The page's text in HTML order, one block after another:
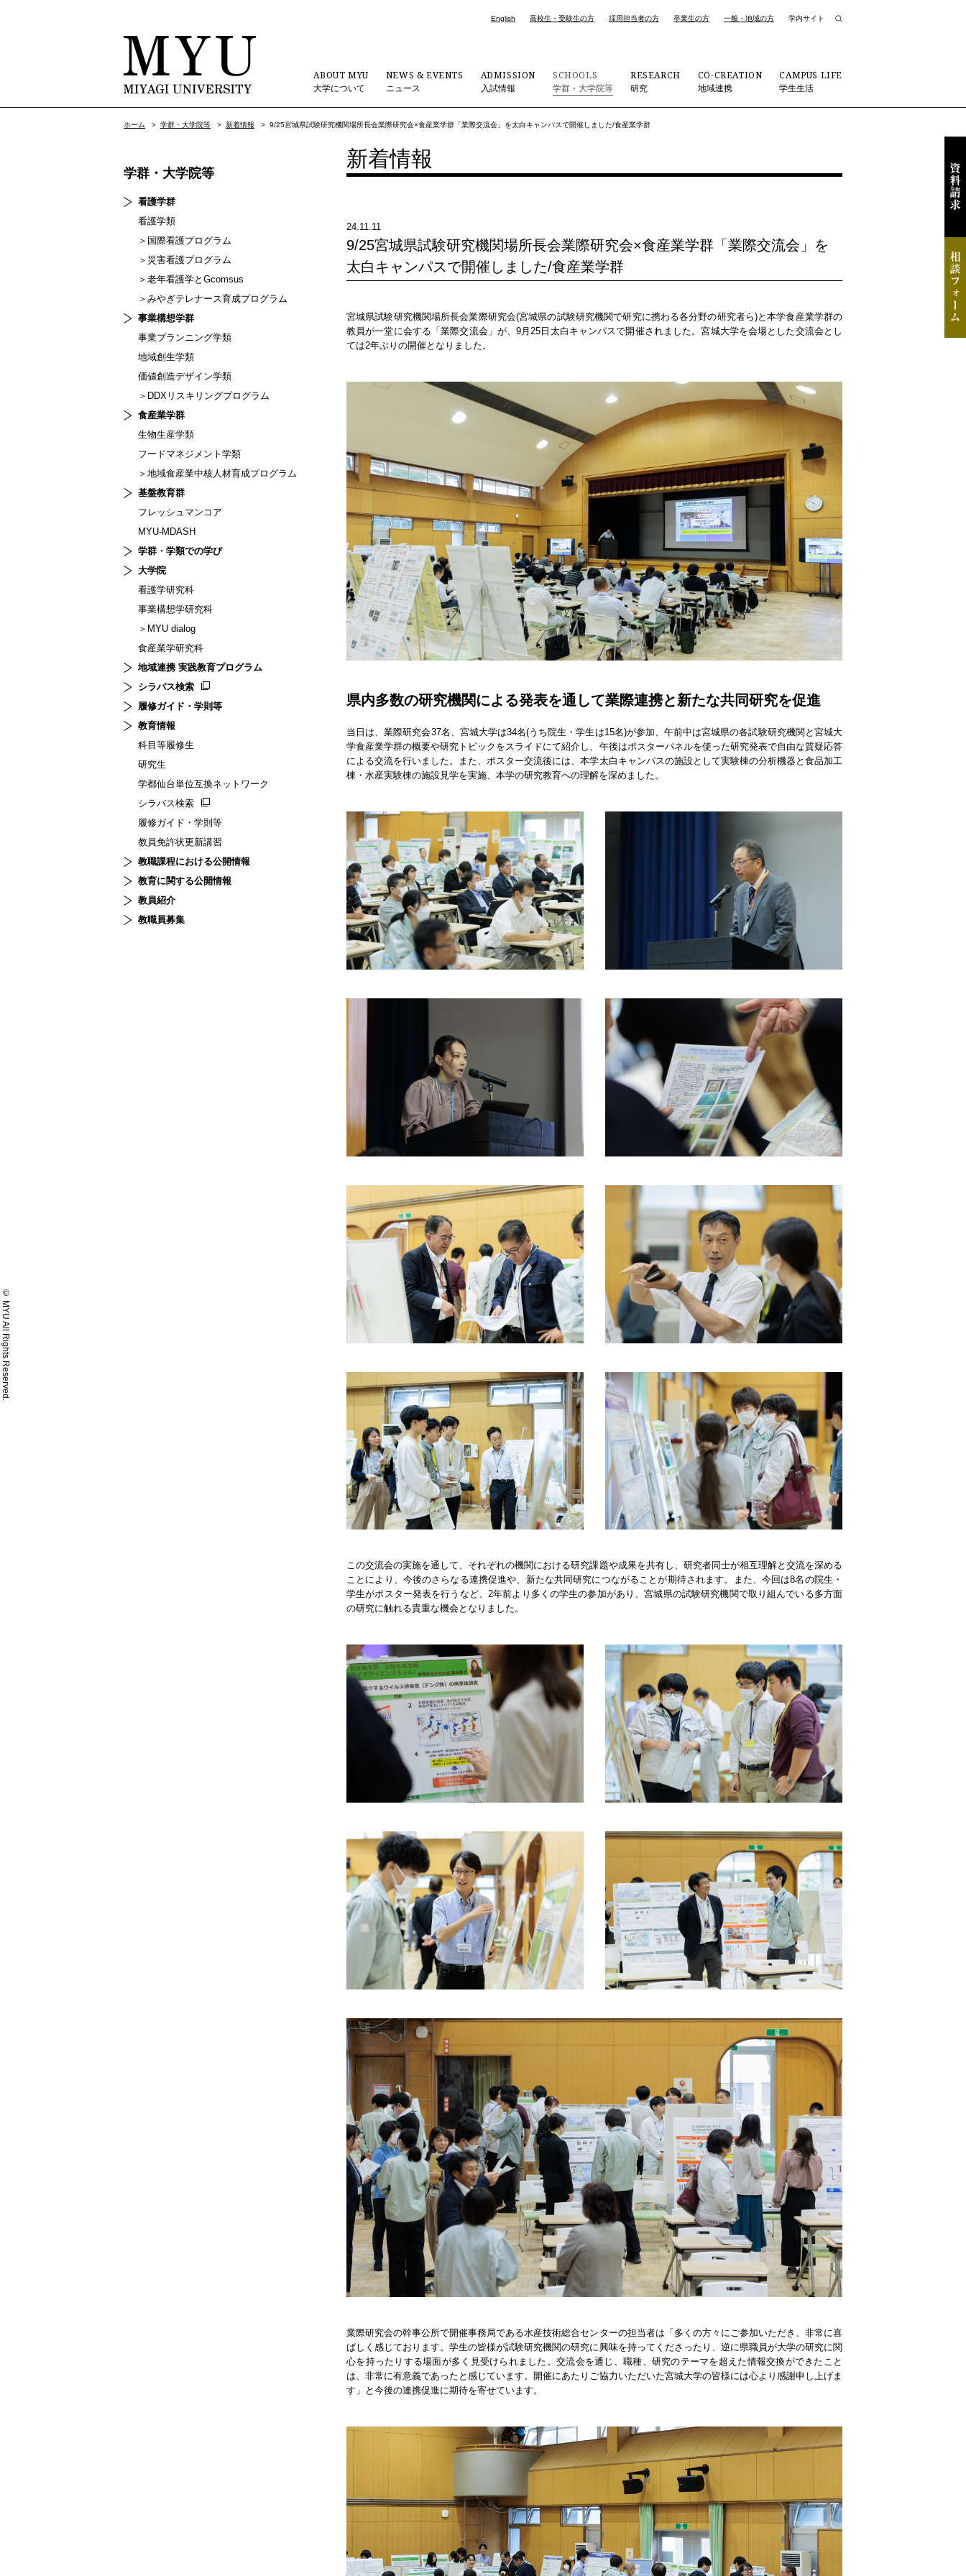
English 高校生・受験生の方 採用担当者の方 卒業生の方 一般・地域の方 学内サイト
ABOUT MYU
大学について
NEWS & EVENTS
ニュース
ADMISSION
入試情報
SCHOOLS
学群・大学院等
RESEARCH
研究
CO-CREATION
地域連携
CAMPUS LIFE
学生生活
ホーム > 学群・大学院等 > 新着情報 > 9/25宮城県試験研究機関場所長会業際研究会×食産業学群「業際交流会」を太白キャンパスで開催しました/食産業学群
新着情報
24.11.11
9/25宮城県試験研究機関場所長会業際研究会×食産業学群「業際交流会」を
太白キャンパスで開催しました/食産業学群
宮城県試験研究機関場所長会業際研究会(宮城県の試験研究機関で研究に携わる各分野の研究者ら)と本学食産業学群の
教員が一堂に会する「業際交流会」が、9月25日太白キャンパスで開催されました。宮城大学を会場とした交流会とし
ては2年ぶりの開催となりました。
県内多数の研究機関による発表を通して業際連携と新たな共同研究を促進
当日は、業際研究会37名、宮城大学は34名(うち院生・学生は15名)が参加、午前中は宮城県の各試験研究機関と宮城大
学食産業学群の概要や研究トピックをスライドにて紹介し、午後はポスターパネルを使った研究発表で自由な質疑応答
による交流を行いました。また、ポスター交流後には、本学太白キャンパスの施設として実験棟の分析機器と食品加工
棟・水産実験棟の施設見学を実施、本学の研究教育への理解を深めました。
この交流会の実施を通して、それぞれの機関における研究課題や成果を共有し、研究者同士が相互理解と交流を深める
ことにより、今後のさらなる連携促進や、新たな共同研究につながることが期待されます。また、今回は8名の院生・
学生がポスター発表を行うなど、2年前より多くの学生の参加があり、宮城県の試験研究機関で取り組んでいる多方面
の研究に触れる貴重な機会となりました。
業際研究会の幹事公所で開催事務局である水産技術総合センターの担当者は「多くの方々にご参加いただき、非常に喜
ばしく感じております。学生の皆様が試験研究機関の研究に興味を持ってくださったり、逆に県職員が大学の研究に関
心を持ったりする場面が多く見受けられました。交流会を通じ、職種、研究のテーマを超えた情報交換ができたこと
は、非常に有意義であったと感じています。開催にあたりご協力いただいた宮城大学の皆様には心より感謝申し上げま
す」と今後の連携促進に期待を寄せています。
学群・大学院等
看護学群
看護学類
＞国際看護プログラム
＞災害看護プログラム
＞老年看護学とGcomsus
＞みやぎテレナース育成プログラム
事業構想学群
事業プランニング学類
地域創生学類
価値創造デザイン学類
＞DDXリスキリングプログラム
食産業学群
生物生産学類
フードマネジメント学類
＞地域食産業中核人材育成プログラム
基盤教育群
フレッシュマンコア
MYU-MDASH
学群・学類での学び
大学院
看護学研究科
事業構想学研究科
＞MYU dialog
食産業学研究科
地域連携 実践教育プログラム
シラバス検索
履修ガイド・学則等
教育情報
科目等履修生
研究生
学都仙台単位互換ネットワーク
シラバス検索
履修ガイド・学則等
教員免許状更新講習
教職課程における公開情報
教育に関する公開情報
教員紹介
教職員募集
© MYU All Rights Reserved.